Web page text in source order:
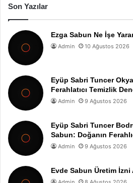
Son Yazılar
Ezga Sabun Ne İşe
Admin 10 Ağustos 2026
Eyüp Sabri Tuncer
Ferahlatıcı Temizlik
Admin 9 Ağustos 2026
Eyüp Sabri Tuncer
Sabun: Doğanın
Admin 9 Ağustos 2026
Evde Sabun Üretim İzni